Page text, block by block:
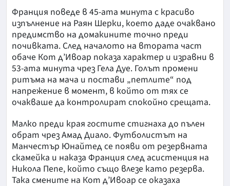
Франция поведе в 45-ата минута с красиво
изпълнение на Раян Шерки, което даде очаквано
предимство на домакините точно преди
почивката. След началото на втората част
обаче Кот д’Ивоар показа характер и изравни в
53-ата минута чрез Гела Дуе. Голът промени
ритъма на мача и постави „петлите“ под
напрежение в момент, в който от тях се
очакваше да контролират спокойно срещата.
Малко преди края гостите стигнаха до пълен
обрат чрез Амад Диало. Футболистът на
Манчестър Юнайтед се появи от резервната
скамейка и наказа Франция след асистенция на
Никола Пепе, който също влезе като резерва.
Така смените на Кот д’Ивоар се оказаха